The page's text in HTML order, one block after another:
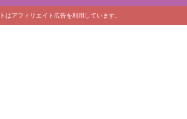
はアフィリエイト広告を利用しています。